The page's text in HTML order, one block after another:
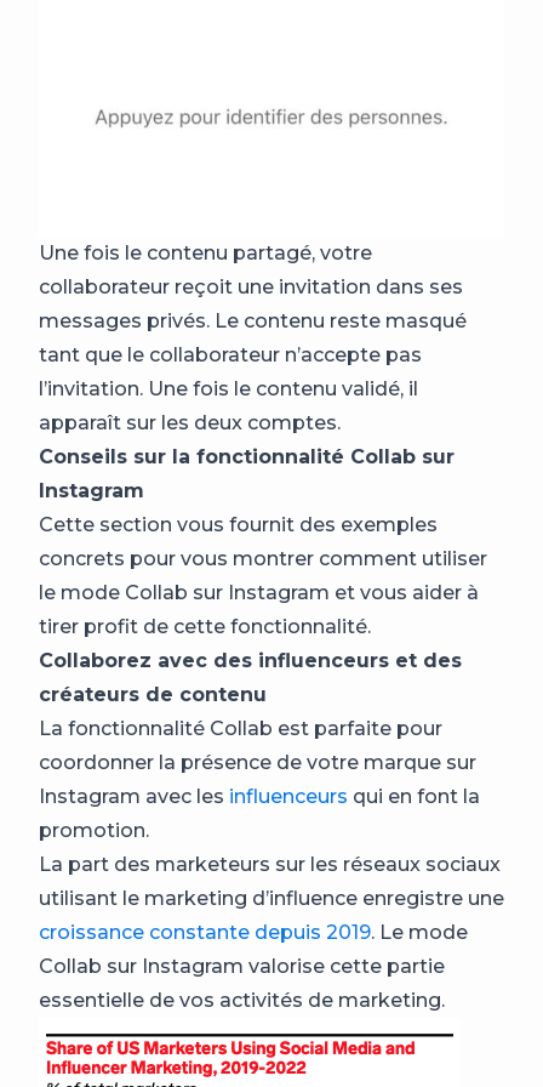
Une fois le contenu partagé, votre
collaborateur reçoit une invitation dans ses
messages privés. Le contenu reste masqué
tant que le collaborateur n’accepte pas
l’invitation. Une fois le contenu validé, il
apparaît sur les deux comptes.
Conseils sur la fonctionnalité Collab sur
Instagram
Cette section vous fournit des exemples
concrets pour vous montrer comment utiliser
le mode Collab sur Instagram et vous aider à
tirer profit de cette fonctionnalité.
Collaborez avec des influenceurs et des
créateurs de contenu
La fonctionnalité Collab est parfaite pour
coordonner la présence de votre marque sur
Instagram avec les influenceurs qui en font la
promotion.
La part des marketeurs sur les réseaux sociaux
utilisant le marketing d’influence enregistre une
croissance constante depuis 2019. Le mode
Collab sur Instagram valorise cette partie
essentielle de vos activités de marketing.